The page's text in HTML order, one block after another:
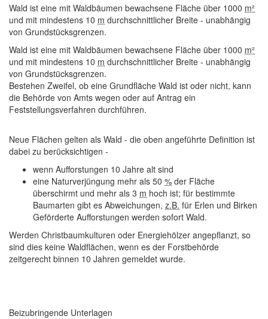
Wald ist eine mit Waldbäumen bewachsene Fläche über 1000 m²
und mit mindestens 10 m durchschnittlicher Breite - unabhängig
von Grundstücksgrenzen.
Wald ist eine mit Waldbäumen bewachsene Fläche über 1000 m²
und mit mindestens 10 m durchschnittlicher Breite - unabhängig
von Grundstücksgrenzen.
Bestehen Zweifel, ob eine Grundfläche Wald ist oder nicht, kann
die Behörde von Amts wegen oder auf Antrag ein
Feststellungsverfahren durchführen.
Neue Flächen gelten als Wald - die oben angeführte Definition ist
dabei zu berücksichtigen -
wenn Aufforstungen 10 Jahre alt sind
eine Naturverjüngung mehr als 50 % der Fläche
überschirmt und mehr als 3 m hoch ist; für bestimmte
Baumarten gibt es Abweichungen, z.B. für Erlen und Birken
Geförderte Aufforstungen werden sofort Wald.
Werden Christbaumkulturen oder Energiehölzer angepflanzt, so
sind dies keine Waldflächen, wenn es der Forstbehörde
zeitgerecht binnen 10 Jahren gemeldet wurde.
Beizubringende Unterlagen